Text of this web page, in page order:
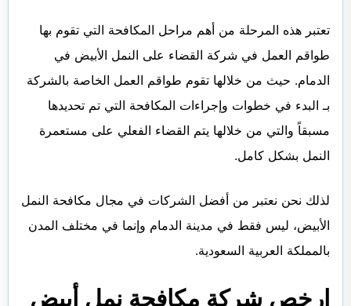
تعتبر هذه المرحلة من أهم مراحل المكافحة التي تقوم بها
طواقم العمل في شركة القضاء على النمل الأبيض في
الدمام. حيث من خلالها تقوم طواقم العمل الخاصة بالشركة
بـ البدء في خطوات وإجراءات المكافحة التي تم تحديدها
مسبقاً والتي من خلالها يتم القضاء الفعلي على مستعمرة
النمل بشكل كامل.
لذلك نحن نعتبر من أفضل الشركات في مجال مكافحة النمل
الأبيض، ليس فقط في مدينة الدمام وإنما في مختلف المدن
بالمملكة العربية السعودية.
ارخص شركة مكافحة نمل أبيض